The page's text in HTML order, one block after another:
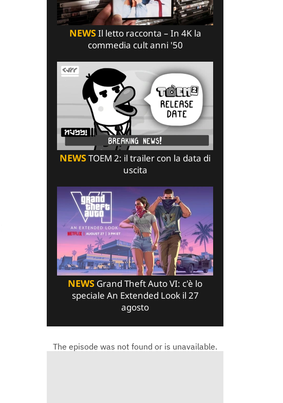
NEWSIl letto racconta – In 4K la
commedia cult anni '50
NEWSTOEM 2: il trailer con la data di
uscita
NEWS Grand Theft Auto VI: c'è lo
speciale An Extended Look il 27
agosto